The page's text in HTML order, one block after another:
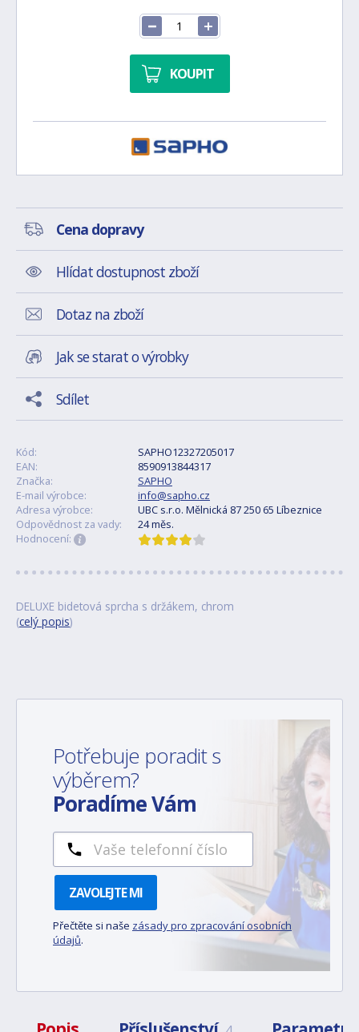
KOUPIT
Cena dopravy
Hlídat dostupnost zboží
Dotaz na zboží
Jak se starat o výrobky
Sdílet
Kód:
SAPHO12327205017
EAN:
8590913844317
Značka:
SAPHO
E-mail výrobce:
info@sapho.cz
Adresa výrobce:
UBC s.r.o. Mělnická 87 250 65 Líbeznice
Odpovědnost za vady:
24 měs.
Hodnocení:
DELUXE bidetová sprcha s držákem, chrom
(celý popis)
Potřebuje poradit s
výběrem?
Poradíme Vám
ZAVOLEJTE MI
Přečtěte si naše zásady pro zpracování osobních
údajů.